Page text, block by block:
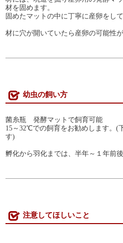
材を固めます。
固めたマットの中に丁寧に産卵をして
材に穴が開いていたら産卵の可能性
幼虫の飼い方
菌糸瓶 発酵マットで飼育可能
15～32℃での飼育をお勧めします。(
す)
孵化から羽化までは、半年～１年前後
注意してほしいこと